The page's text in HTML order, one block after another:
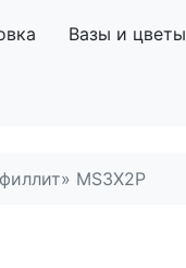
Вазы и цветы
MS3X2P